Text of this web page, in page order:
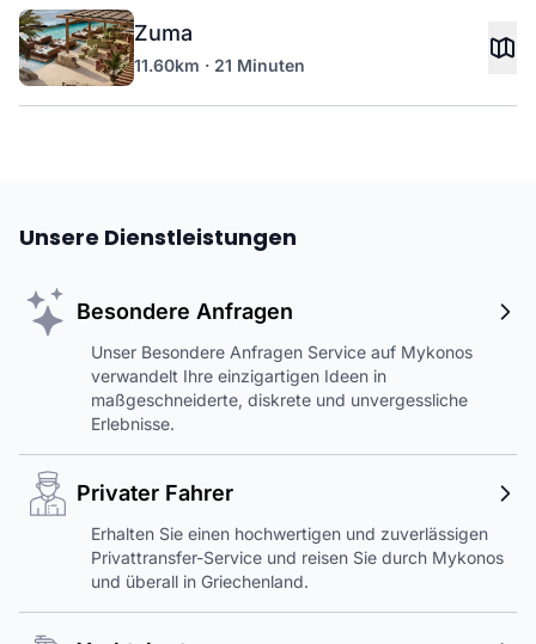
Zuma
11.60km · 21 Minuten
Unsere Dienstleistungen
Besondere Anfragen
Unser Besondere Anfragen Service auf Mykonos
verwandelt Ihre einzigartigen Ideen in
maßgeschneiderte, diskrete und unvergessliche
Erlebnisse.
Privater Fahrer
Erhalten Sie einen hochwertigen und zuverlässigen
Privattransfer-Service und reisen Sie durch Mykonos
und überall in Griechenland.